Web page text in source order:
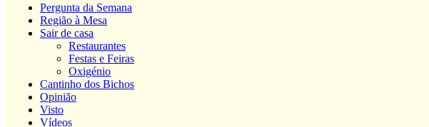
Pergunta da Semana
Região à Mesa
Sair de casa
Restaurantes
Festas e Feiras
Oxigénio
Cantinho dos Bichos
Opinião
Visto
Vídeos